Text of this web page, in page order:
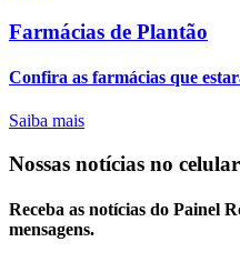
Farmácias de Plantão
Confira as farmácias que
Saiba mais
Nossas notícias no celular
Receba as notícias do Painel
mensagens.